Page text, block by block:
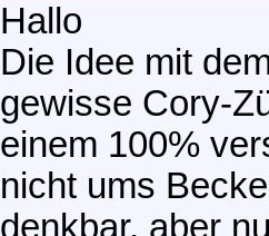
Hallo
Die Idee mit
gewisse Cory-
einem 100%
nicht ums
denkbar, aber